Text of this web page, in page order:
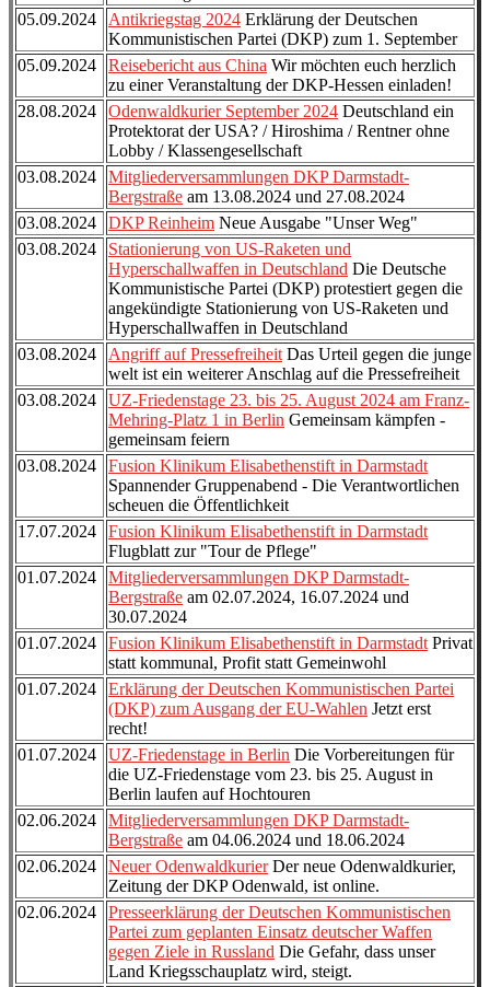
05.09.2024
Antikriegstag 2024 Erklärung der Deutschen
Kommunistischen Partei (DKP) zum 1. September
05.09.2024
Reisebericht aus China Wir möchten euch herzlich
zu einer Veranstaltung der DKP-Hessen einladen!
28.08.2024
Odenwaldkurier September 2024 Deutschland ein
Protektorat der USA? / Hiroshima / Rentner ohne
Lobby / Klassengesellschaft
03.08.2024
Mitgliederversammlungen DKP Darmstadt-
Bergstraße am 13.08.2024 und 27.08.2024
03.08.2024
DKP Reinheim Neue Ausgabe "Unser Weg"
03.08.2024
Stationierung von US-Raketen und
Hyperschallwaffen in Deutschland Die Deutsche
Kommunistische Partei (DKP) protestiert gegen die
angekündigte Stationierung von US-Raketen und
Hyperschallwaffen in Deutschland
03.08.2024
Angriff auf Pressefreiheit Das Urteil gegen die junge
welt ist ein weiterer Anschlag auf die Pressefreiheit
03.08.2024
UZ-Friedenstage 23. bis 25. August 2024 am Franz-
Mehring-Platz 1 in Berlin Gemeinsam kämpfen -
gemeinsam feiern
03.08.2024
Fusion Klinikum Elisabethenstift in Darmstadt
Spannender Gruppenabend - Die Verantwortlichen
scheuen die Öffentlichkeit
17.07.2024
Fusion Klinikum Elisabethenstift in Darmstadt
Flugblatt zur "Tour de Pflege"
01.07.2024
Mitgliederversammlungen DKP Darmstadt-
Bergstraße am 02.07.2024, 16.07.2024 und
30.07.2024
01.07.2024
Fusion Klinikum Elisabethenstift in Darmstadt Privat
statt kommunal, Profit statt Gemeinwohl
01.07.2024
Erklärung der Deutschen Kommunistischen Partei
(DKP) zum Ausgang der EU-Wahlen Jetzt erst
recht!
01.07.2024
UZ-Friedenstage in Berlin Die Vorbereitungen für
die UZ-Friedenstage vom 23. bis 25. August in
Berlin laufen auf Hochtouren
02.06.2024
Mitgliederversammlungen DKP Darmstadt-
Bergstraße am 04.06.2024 und 18.06.2024
02.06.2024
Neuer OdenwaldkurierDer neue Odenwaldkurier,
Zeitung der DKP Odenwald, ist online.
02.06.2024
Presseerklärung der Deutschen Kommunistischen
Partei zum geplanten Einsatz deutscher Waffen
gegen Ziele in Russland Die Gefahr, dass unser
Land Kriegsschauplatz wird, steigt.